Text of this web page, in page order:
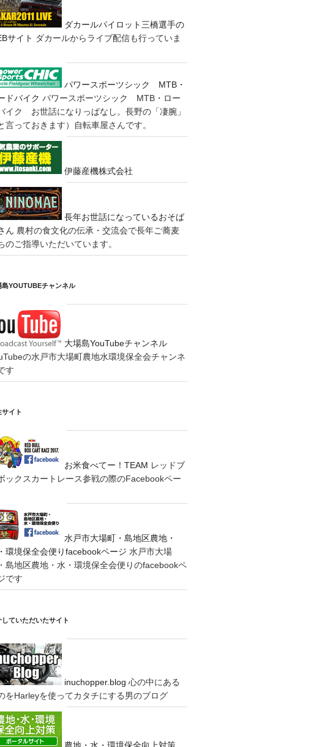
ダカールパイロット三橋選手の
サイト ダカールからライブ配信も行っていま
パワースポーツシック MTB・
ドバイク パワースポーツシック MTB・ロー
イク お世話になりっぱなし。長野の「凄腕」
言っておきます）自転車屋さんです。
伊藤産機株式会社
長年お世話になっているおそば
ん 農村の食文化の伝承・交流会で長年ご蕎麦
のご指導いただいています。
島YOUTUBEチャンネル
大場島YouTubeチャンネル
の水戸市大場町農地水環境保全会チャンネ
す
サイト
お米食べてー！TEAM レッドブ
ックスカートレース参戦の際のFacebookペー
水戸市大場町・島地区農地・
環境保全会便りfacebookページ 水戸市大場
島地区農地・水・環境保全会便りのfacebookペ
です
していただいたサイト
inuchopper.blog 心の中にある
をHarleyを使ってカタチにする男のブログ